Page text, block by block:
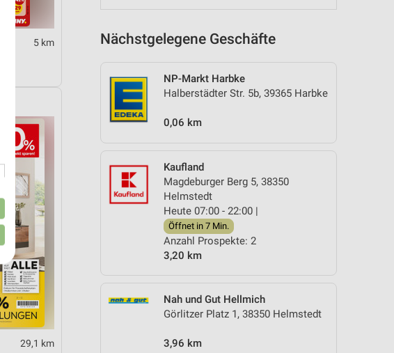
Nächstgelegene Geschäfte
NP-Markt Harbke
Halberstädter Str. 5b, 39365 Harbke
0,06 km
Kaufland
Magdeburger Berg 5, 38350
Helmstedt
Heute 07:00 - 22:00 |
Öffnet in 7 Min.
Anzahl Prospekte: 2
3,20 km
Nah und Gut Hellmich
Görlitzer Platz 1, 38350 Helmstedt
3,96 km
5 km
29,1 km